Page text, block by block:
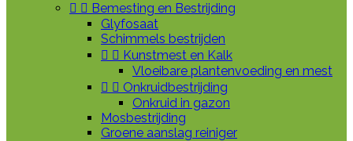
  Bemesting en Bestrijding
Glyfosaat
Schimmels bestrijden
  Kunstmest en Kalk
Vloeibare plantenvoeding en mest
  Onkruidbestrijding
Onkruid in gazon
Mosbestrijding
Groene aanslag reiniger